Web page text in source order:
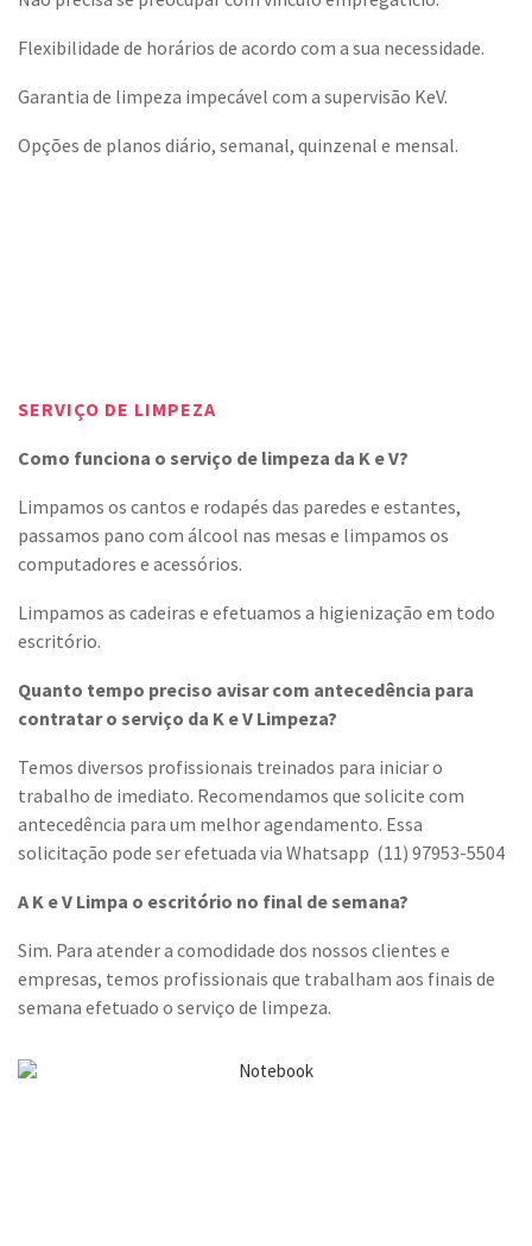
Flexibilidade de horários de acordo com a sua necessidade.
Garantia de limpeza impecável com a supervisão KeV.
Opções de planos diário, semanal, quinzenal e mensal.
SERVIÇO DE LIMPEZA
Como funciona o serviço de limpeza da K e V?
Limpamos os cantos e rodapés das paredes e estantes,
passamos pano com álcool nas mesas e limpamos os
computadores e acessórios.
Limpamos as cadeiras e efetuamos a higienização em todo
escritório.
Quanto tempo preciso avisar com antecedência para
contratar o serviço da K e V Limpeza?
Temos diversos profissionais treinados para iniciar o
trabalho de imediato. Recomendamos que solicite com
antecedência para um melhor agendamento. Essa
solicitação pode ser efetuada via Whatsapp (11) 97953-5504
A K e V Limpa o escritório no final de semana?
Sim. Para atender a comodidade dos nossos clientes e
empresas, temos profissionais que trabalham aos finais de
semana efetuado o serviço de limpeza.